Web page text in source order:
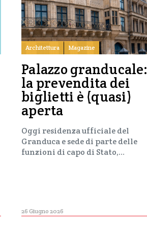
Architettura Magazine
Palazzo granducale:
la prevendita dei
biglietti è (quasi)
aperta
Oggi residenza ufficiale del
Granduca e sede di parte delle
funzioni di capo di Stato,…
26 Giugno 2026